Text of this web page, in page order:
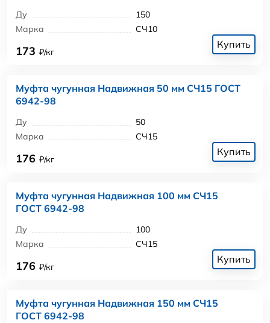
Ду
150
Марка
СЧ10
173 ₽/кг
Купить
Муфта чугунная Надвижная 50 мм СЧ15 ГОСТ
6942-98
Ду
50
Марка
СЧ15
176 ₽/кг
Купить
Муфта чугунная Надвижная 100 мм СЧ15
ГОСТ 6942-98
Ду
100
Марка
СЧ15
176 ₽/кг
Купить
Муфта чугунная Надвижная 150 мм СЧ15
ГОСТ 6942-98